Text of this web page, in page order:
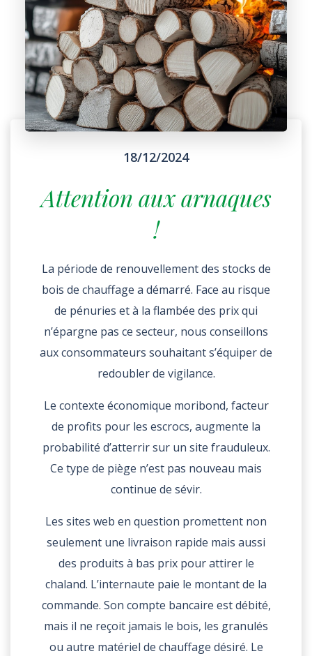
18/12/2024
Attention aux arnaques
!
La période de renouvellement des stocks de
bois de chauffage a démarré. Face au risque
de pénuries et à la flambée des prix qui
n’épargne pas ce secteur, nous conseillons
aux consommateurs souhaitant s’équiper de
redoubler de vigilance.
Le contexte économique moribond, facteur
de profits pour les escrocs, augmente la
probabilité d’atterrir sur un site frauduleux.
Ce type de piège n’est pas nouveau mais
continue de sévir.
Les sites web en question promettent non
seulement une livraison rapide mais aussi
des produits à bas prix pour attirer le
chaland. L’internaute paie le montant de la
commande. Son compte bancaire est débité,
mais il ne reçoit jamais le bois, les granulés
ou autre matériel de chauffage désiré. Le